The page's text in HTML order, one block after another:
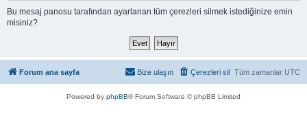
Bu mesaj panosu tarafından ayarlanan tüm çerezleri silmek istediğinize emin
misiniz?
Forum ana sayfa Tüm zamanlar UTC
Çerezleri sil
Bize ulaşın
Powered by phpBB® Forum Software © phpBB Limited